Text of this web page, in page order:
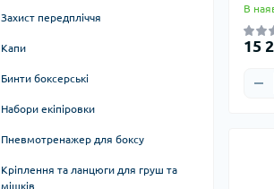
Колесо для йоги
М'ячі для пілатесу
Напівсфери масажні
Еспандери кистьові
Захист передпліччя
Капи
Бинти боксерські
Набори екіпіровки
Пневмотренажер для боксу
Кріплення та ланцюги для груш та
мішків
В
15